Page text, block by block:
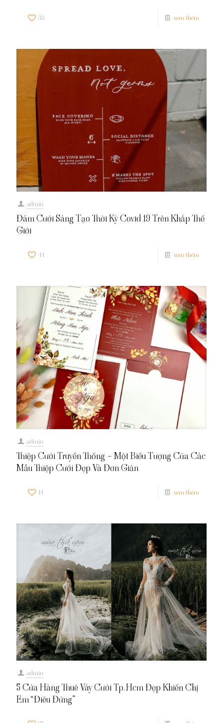
33 xem thêm
admin
Đám Cưới Sáng Tạo Thời Kỳ Covid 19 Trên Khắp Thế
Giới
44 xem thêm
admin
Thiệp Cưới Truyền Thống – Một Biểu Tượng Của Các
Mẫu Thiệp Cưới Đẹp Và Đơn Giản
14 xem thêm
admin
5 Cửa Hàng Thuê Váy Cưới Tp.Hcm Đẹp Khiến Chị
Em “Điêu Đứng”